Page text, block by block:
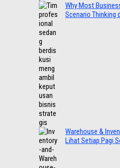
Why Most
Scenario Thinking
Warehouse &
Lihat Setiap Pagi